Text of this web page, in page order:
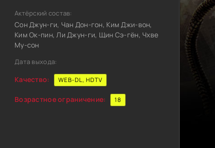
Актёрский состав:
Сон Джун-ги, Чан Дон-гон, Ким Джи-вон,
Ким Ок-пин, Ли Джун-ги, Щин Сэ-гён, Чхве
Му-сон
Дата выхода:
Качество: WEB-DL, HDTV
Возрастное ограничение: 18